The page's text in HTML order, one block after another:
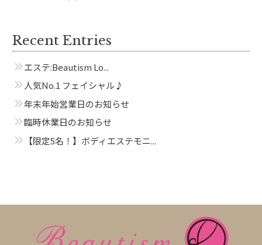
Recent Entries
エステ:Beautism Lo...
人気No.1 フェイシャル♪
年末年始営業日のお知らせ
臨時休業日のお知らせ
【限定5名！】ボディエステモニ...